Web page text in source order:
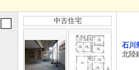
中古住宅
石川
北陸